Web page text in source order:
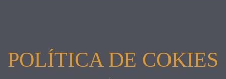
POLÍTICA DE COKIES